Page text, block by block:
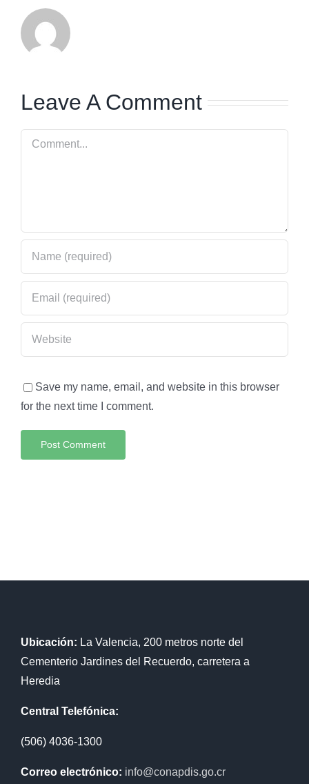
Leave A Comment
Comment
Save my name, email, and website in this browser
for the next time I comment.
Ubicación: La Valencia, 200 metros norte del
Cementerio Jardines del Recuerdo, carretera a
Heredia
Central Telefónica:
(506) 4036-1300
Correo electrónico: info@conapdis.go.cr